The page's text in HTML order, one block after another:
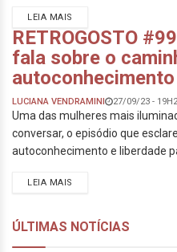
LEIA MAIS
RETROGOSTO
fala sobre o
autoconhecimento
LUCIANA VENDRAMINI 27/09/23 -
Uma das mulheres mais
conversar, o episódio que
autoconhecimento e liberdade
LEIA MAIS